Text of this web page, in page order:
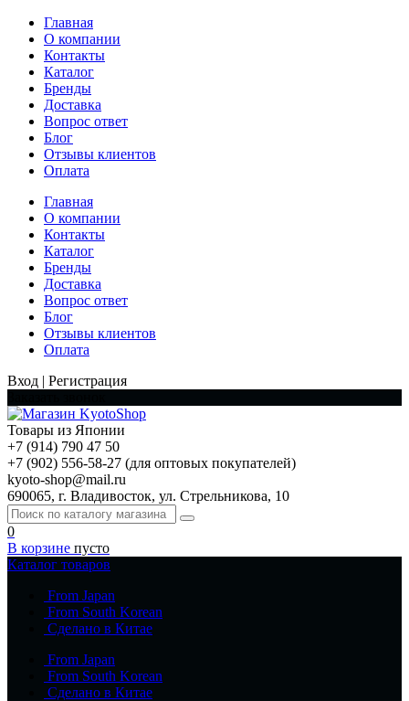
Главная
О компании
Контакты
Каталог
Бренды
Доставка
Вопрос ответ
Блог
Отзывы клиентов
Оплата
Главная
О компании
Контакты
Каталог
Бренды
Доставка
Вопрос ответ
Блог
Отзывы клиентов
Оплата
Вход | Регистрация
Товары из Японии
+7 (914) 790 47 50
+7 (902) 556-58-27 (для оптовых покупателей)
kyoto-shop@mail.ru
690065, г. Владивосток, ул. Стрельникова, 10
0
В корзине пусто
Каталог товаров
From Japan
From South Korean
Сделано в Китае
From Japan
From South Korean
Сделано в Китае